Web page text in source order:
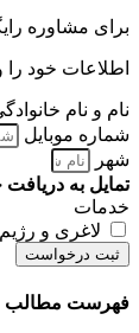
برای مشاوره
اطلاعات خود را
نام و نام
شماره موبایل
شهر
تمایل به
خدمات
لاغری و رژیم
ثبت درخواست
فهرست مطالب